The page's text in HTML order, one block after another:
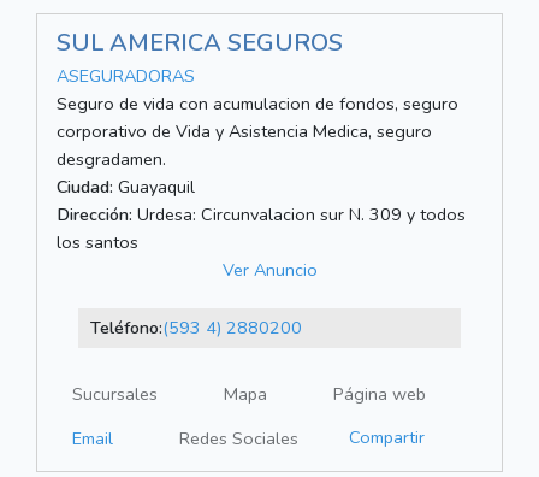
SUL AMERICA SEGUROS
ASEGURADORAS
Seguro de vida con acumulacion de fondos, seguro
corporativo de Vida y Asistencia Medica, seguro
desgradamen.
Ciudad: Guayaquil
Dirección: Urdesa: Circunvalacion sur N. 309 y todos
los santos
Ver Anuncio
Teléfono:(593 4) 2880200
Sucursales Mapa
Página web
Email
Redes Sociales Compartir